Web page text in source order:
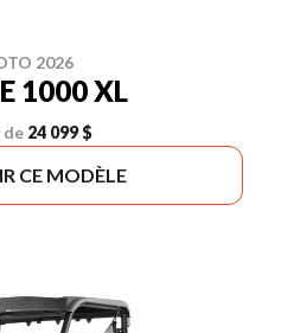
2026
1000 XL
24 099 $
CE MODÈLE